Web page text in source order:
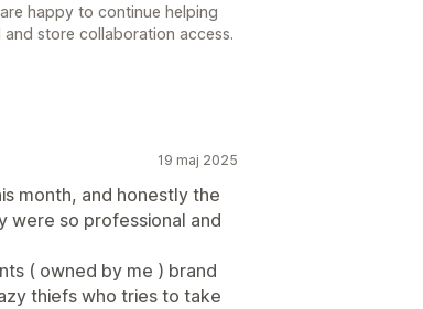
happy to continue helping
store collaboration access.
19 maj 2025
month, and honestly the
were so professional and
( owned by me ) brand
thiefs who tries to take